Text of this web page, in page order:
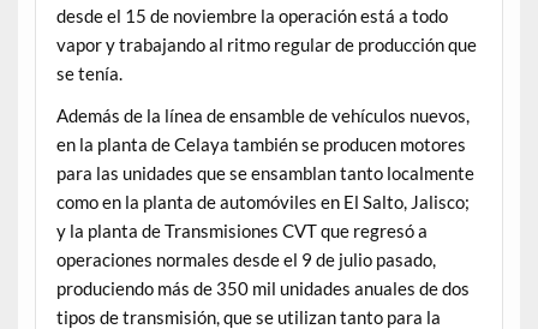
desde el 15 de noviembre la operación está a todo
vapor y trabajando al ritmo regular de producción que
se tenía.
Además de la línea de ensamble de vehículos nuevos,
en la planta de Celaya también se producen motores
para las unidades que se ensamblan tanto localmente
como en la planta de automóviles en El Salto, Jalisco;
y la planta de Transmisiones CVT que regresó a
operaciones normales desde el 9 de julio pasado,
produciendo más de 350 mil unidades anuales de dos
tipos de transmisión, que se utilizan tanto para la